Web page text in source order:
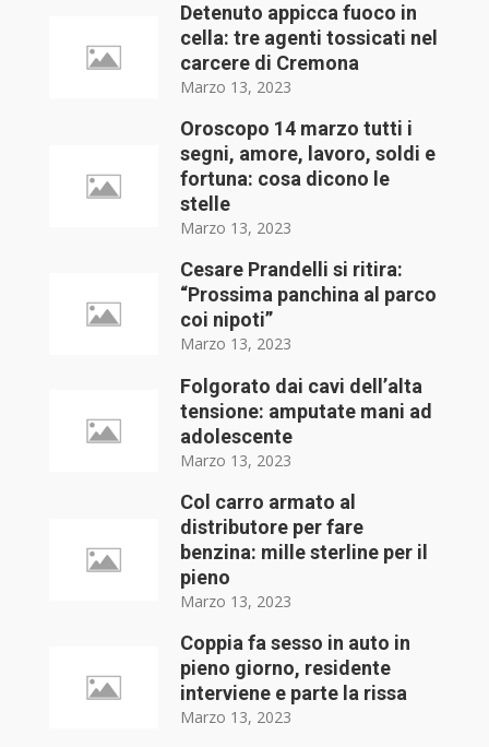
Detenuto appicca fuoco in
cella: tre agenti tossicati nel
carcere di Cremona
Marzo 13, 2023
Oroscopo 14 marzo tutti i
segni, amore, lavoro, soldi e
fortuna: cosa dicono le
stelle
Marzo 13, 2023
Cesare Prandelli si ritira:
“Prossima panchina al parco
coi nipoti”
Marzo 13, 2023
Folgorato dai cavi dell’alta
tensione: amputate mani ad
adolescente
Marzo 13, 2023
Col carro armato al
distributore per fare
benzina: mille sterline per il
pieno
Marzo 13, 2023
Coppia fa sesso in auto in
pieno giorno, residente
interviene e parte la rissa
Marzo 13, 2023